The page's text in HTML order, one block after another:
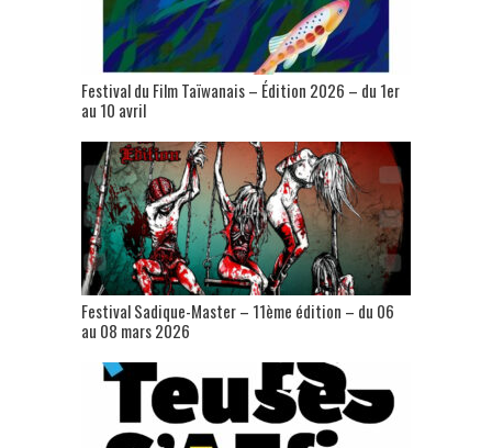
Festival du Film Taïwanais – Édition 2026 – du 1er
au 10 avril
Festival Sadique-Master – 11ème édition – du 06
au 08 mars 2026